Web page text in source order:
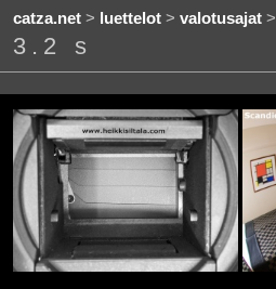
catza.net> luettelot> valotusajat>
3.2 s